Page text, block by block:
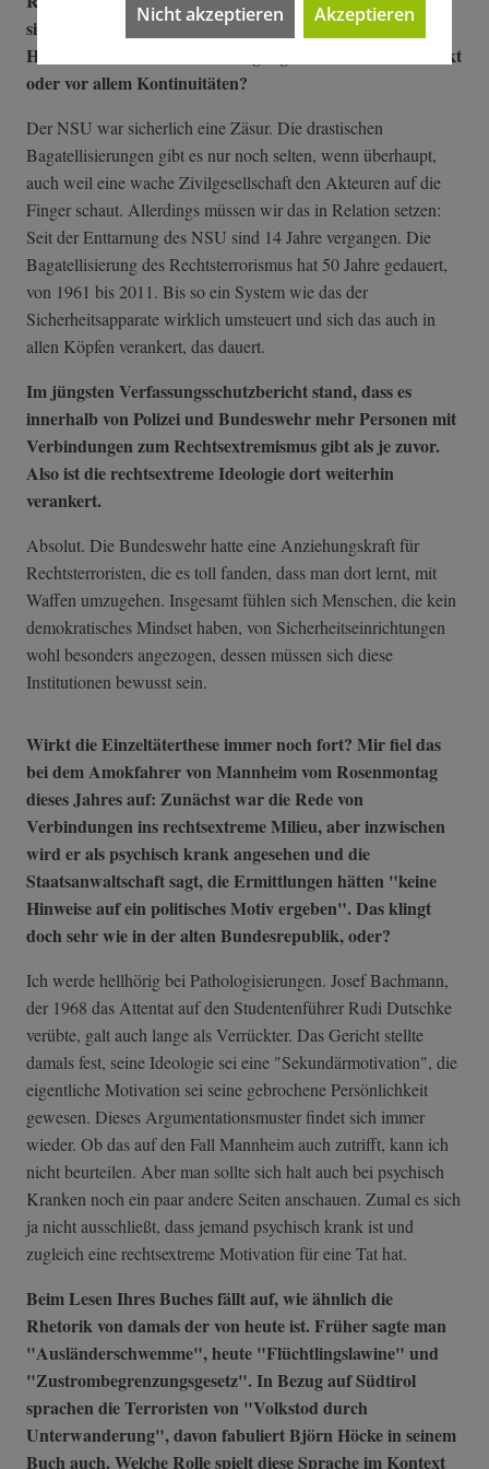
sind fast 1.500 Gewalttaten, ebenfalls ein neuer
Höchststand. Sehen Sie im Umgang damit einen Lerneffekt
oder vor allem Kontinuitäten?
Der NSU war sicherlich eine Zäsur. Die drastischen
Bagatellisierungen gibt es nur noch selten, wenn überhaupt,
auch weil eine wache Zivilgesellschaft den Akteuren auf die
Finger schaut. Allerdings müssen wir das in Relation setzen:
Seit der Enttarnung des NSU sind 14 Jahre vergangen. Die
Bagatellisierung des Rechtsterrorismus hat 50 Jahre gedauert,
von 1961 bis 2011. Bis so ein System wie das der
Sicherheitsapparate wirklich umsteuert und sich das auch in
allen Köpfen verankert, das dauert.
Im jüngsten Verfassungsschutzbericht stand, dass es
innerhalb von Polizei und Bundeswehr mehr Personen mit
Verbindungen zum Rechtsextremismus gibt als je zuvor.
Also ist die rechtsextreme Ideologie dort weiterhin
verankert.
Absolut. Die Bundeswehr hatte eine Anziehungskraft für
Rechtsterroristen, die es toll fanden, dass man dort lernt, mit
Waffen umzugehen. Insgesamt fühlen sich Menschen, die kein
demokratisches Mindset haben, von Sicherheitseinrichtungen
wohl besonders angezogen, dessen müssen sich diese
Institutionen bewusst sein.
Wirkt die Einzeltäterthese immer noch fort? Mir fiel das
bei dem Amokfahrer von Mannheim vom Rosenmontag
dieses Jahres auf: Zunächst war die Rede von
Verbindungen ins rechtsextreme Milieu, aber inzwischen
wird er als psychisch krank angesehen und die
Staatsanwaltschaft sagt, die Ermittlungen hätten "keine
Hinweise auf ein politisches Motiv ergeben". Das klingt
doch sehr wie in der alten Bundesrepublik, oder?
Ich werde hellhörig bei Pathologisierungen. Josef Bachmann,
der 1968 das Attentat auf den Studentenführer Rudi Dutschke
verübte, galt auch lange als Verrückter. Das Gericht stellte
damals fest, seine Ideologie sei eine "Sekundärmotivation", die
eigentliche Motivation sei seine gebrochene Persönlichkeit
gewesen. Dieses Argumentationsmuster findet sich immer
wieder. Ob das auf den Fall Mannheim auch zutrifft, kann ich
nicht beurteilen. Aber man sollte sich halt auch bei psychisch
Kranken noch ein paar andere Seiten anschauen. Zumal es sich
ja nicht ausschließt, dass jemand psychisch krank ist und
zugleich eine rechtsextreme Motivation für eine Tat hat.
Beim Lesen Ihres Buches fällt auf, wie ähnlich die
Rhetorik von damals der von heute ist. Früher sagte man
"Ausländerschwemme", heute "Flüchtlingslawine" und
"Zustrombegrenzungsgesetz". In Bezug auf Südtirol
sprachen die Terroristen von "Volkstod durch
Unterwanderung", davon fabuliert Björn Höcke in seinem
Buch auch. Welche Rolle spielt diese Sprache im Kontext
Nicht akzeptieren Akzeptieren